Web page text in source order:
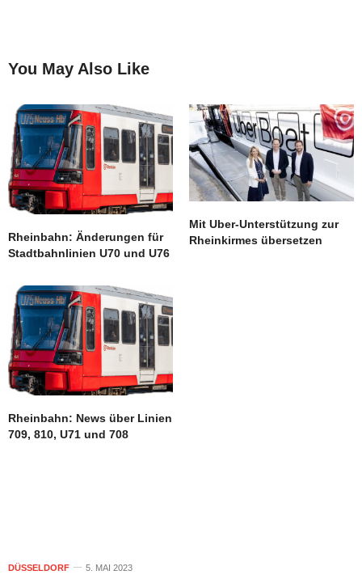
You May Also Like
Rheinbahn: Änderungen für
Stadtbahnlinien U70 und U76
Mit Uber-Unterstützung zur
Rheinkirmes übersetzen
Rheinbahn: News über Linien
709, 810, U71 und 708
DÜSSELDORF 5. MAI 2023